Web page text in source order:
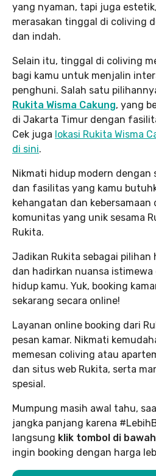
yang nyaman, tapi juga
merasakan tinggal di coliving
dan indah.
Selain itu, tinggal di coliving
bagi kamu untuk menjalin
penghuni. Salah satu
Rukita Wisma Cakung, yang
di Jakarta Timur dengan
Cek juga lokasi Rukita Wisma
di sini.
Nikmati hidup modern dengan
dan fasilitas yang kamu
kehangatan dan kebersamaan
komunitas yang unik sesama
Rukita.
Jadikan Rukita sebagai pilihan
dan hadirkan nuansa
hidup kamu. Yuk, booking
sekarang secara online!
Layanan online booking dari
pesan kamar. Nikmati
memesan coliving atau
dan situs web Rukita, serta
spesial.
Mumpung masih awal tahu,
jangka panjang karena
langsung klik tombol di bawah
ingin booking dengan harga